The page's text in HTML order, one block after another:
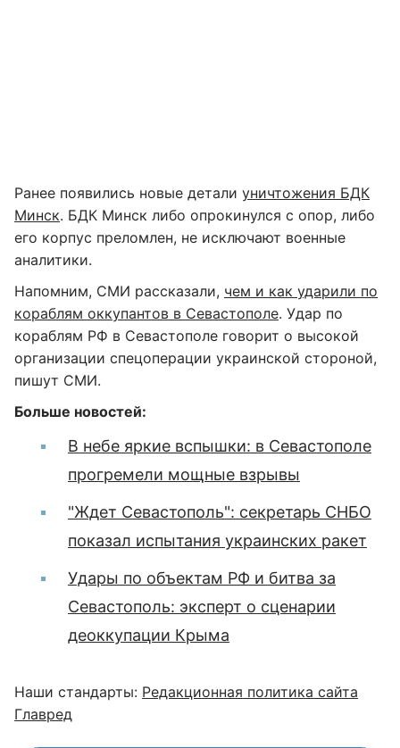
Ранее появились новые детали уничтожения БДК
Минск. БДК Минск либо опрокинулся с опор, либо
его корпус преломлен, не исключают военные
аналитики.
Напомним, СМИ рассказали, чем и как ударили по
кораблям оккупантов в Севастополе. Удар по
кораблям РФ в Севастополе говорит о высокой
организации спецоперации украинской стороной,
пишут СМИ.
Больше новостей:
В небе яркие вспышки: в Севастополе
прогремели мощные взрывы
"Ждет Севастополь": секретарь СНБО
показал испытания украинских ракет
Удары по объектам РФ и битва за
Севастополь: эксперт о сценарии
деоккупации Крыма
Наши стандарты: Редакционная политика сайта
Главред